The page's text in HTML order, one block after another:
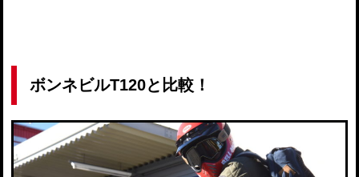
ボンネビルT120と比較！